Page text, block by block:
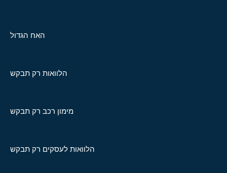
האח הגדול
הלוואות רק תבקש
מימון רכב רק תבקש
הלוואות לעסקים רק תבקש